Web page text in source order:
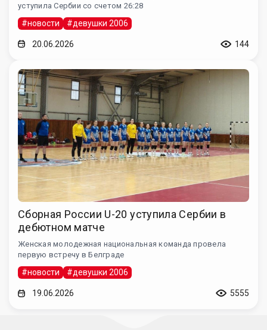
уступила Сербии со счетом 26:28
#новости #девушки 2006
20.06.2026 144
Сборная России U-20 уступила Сербии в
дебютном матче
Женская молодежная национальная команда провела
первую встречу в Белграде
#новости #девушки 2006
19.06.2026 5555